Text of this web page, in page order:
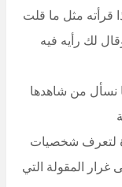
قرأته مثل ما قلت
لك رأيه فيه
نسأل من شاهدها
لتعرف شخصيات
غرار المقولة التي